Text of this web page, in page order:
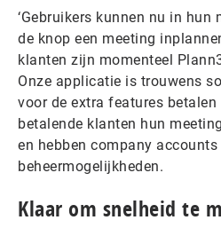
‘Gebruikers kunnen nu in
de knop een meeting
klanten zijn momenteel
Onze applicatie is trouwens
voor de extra features
betalende klanten hun
en hebben company accounts
beheermogelijkheden.
Klaar om snelheid te